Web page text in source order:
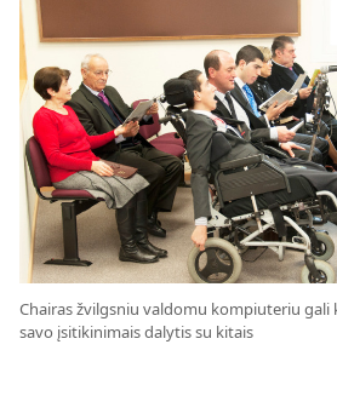
Chairas žvilgsniu valdomu kompiuteriu
savo įsitikinimais dalytis su kitais